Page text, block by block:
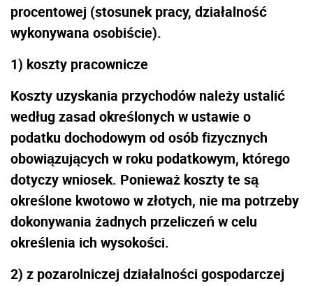
procentowej (stosunek pracy, działalność
wykonywana osobiście).
1) koszty pracownicze
Koszty uzyskania przychodów należy ustalić
według zasad określonych w ustawie o
podatku dochodowym od osób fizycznych
obowiązujących w roku podatkowym, którego
dotyczy wniosek. Ponieważ koszty te są
określone kwotowo w złotych, nie ma potrzeby
dokonywania żadnych przeliczeń w celu
określenia ich wysokości.
2) z pozarolniczej działalności gospodarczej